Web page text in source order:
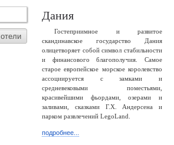
отели
Дания
Гостеприимное и развитое
скандинавское государство Дания
олицетворяет собой символ стабильности
и финансового благополучия. Самое
старое европейское морское королевство
ассоциируется с замками и
средневековыми поместьями,
красивейшими фьордами, озерами и
заливами, сказками Г.Х. Андерсена и
парком развлечений LegoLand.
подробнее...